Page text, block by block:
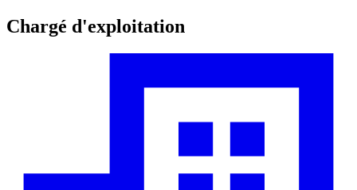
Chargé d'exploitation